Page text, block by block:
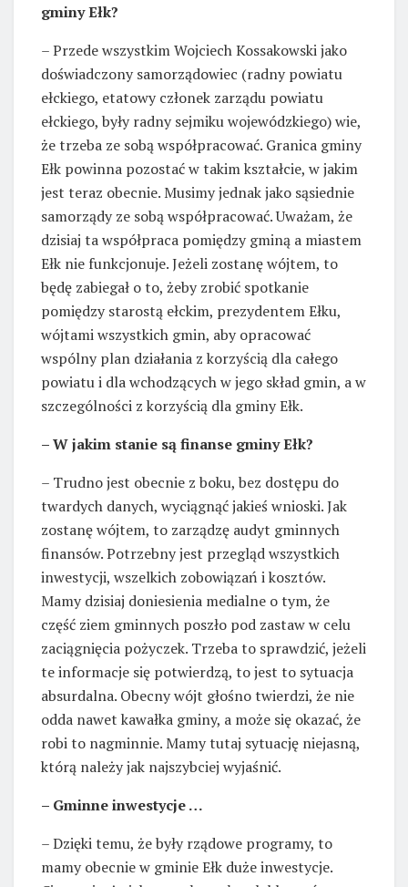
gminy Ełk?
– Przede wszystkim Wojciech Kossakowski jako
doświadczony samorządowiec (radny powiatu
ełckiego, etatowy członek zarządu powiatu
ełckiego, były radny sejmiku wojewódzkiego) wie,
że trzeba ze sobą współpracować. Granica gminy
Ełk powinna pozostać w takim kształcie, w jakim
jest teraz obecnie. Musimy jednak jako sąsiednie
samorządy ze sobą współpracować. Uważam, że
dzisiaj ta współpraca pomiędzy gminą a miastem
Ełk nie funkcjonuje. Jeżeli zostanę wójtem, to
będę zabiegał o to, żeby zrobić spotkanie
pomiędzy starostą ełckim, prezydentem Ełku,
wójtami wszystkich gmin, aby opracować
wspólny plan działania z korzyścią dla całego
powiatu i dla wchodzących w jego skład gmin, a w
szczególności z korzyścią dla gminy Ełk.
– W jakim stanie są finanse gminy Ełk?
– Trudno jest obecnie z boku, bez dostępu do
twardych danych, wyciągnąć jakieś wnioski. Jak
zostanę wójtem, to zarządzę audyt gminnych
finansów. Potrzebny jest przegląd wszystkich
inwestycji, wszelkich zobowiązań i kosztów.
Mamy dzisiaj doniesienia medialne o tym, że
część ziem gminnych poszło pod zastaw w celu
zaciągnięcia pożyczek. Trzeba to sprawdzić, jeżeli
te informacje się potwierdzą, to jest to sytuacja
absurdalna. Obecny wójt głośno twierdzi, że nie
odda nawet kawałka gminy, a może się okazać, że
robi to nagminnie. Mamy tutaj sytuację niejasną,
którą należy jak najszybciej wyjaśnić.
– Gminne inwestycje …
– Dzięki temu, że były rządowe programy, to
mamy obecnie w gminie Ełk duże inwestycje.